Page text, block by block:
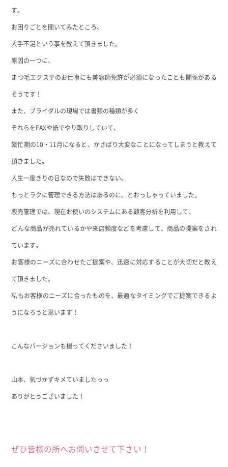
す。
お困りごとを聞いてみたところ、
人手不足という事を教えて頂きました。
原因の一つに、
まつ毛エクステのお仕事にも美容師免許が必須になったことも関係がある
そうです！
また、ブライダルの現場では書類の種類が多く
それらをFAXや紙でやり取りしていて、
繁忙期の10・11月になると、かさばり大変なことになってしまうと教えて
頂きました。
人生一度きりの日なので失敗はできない。
もっとラクに管理できる方法はあるのに。とおっしゃっていました。
販売管理では、現在お使いのシステムにある顧客分析を利用して、
どんな商品が売れているかや来店頻度などを考慮して、商品の提案をされ
ています。
お客様のニーズに合わせたご提案や、迅速に対応することが大切だと教え
て頂きました。
私もお客様のニーズに合ったものを、最適なタイミングでご提案できるよ
うになろうと思います！
こんなバージョンも撮ってくださいました！
山本、気づかずキメていましたっっ
ありがとうございました！
ぜひ皆様の所へお伺いさせて下さい！